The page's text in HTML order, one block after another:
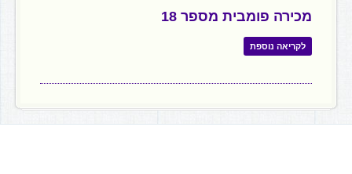
מכירה פומבית מספר 18
לקריאה נוספת